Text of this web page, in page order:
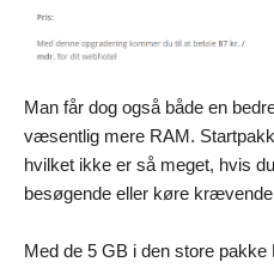
Man får dog også både en
væsentlig mere RAM.
hvilket ikke er så meget, hvis
besøgende eller køre
Med de 5 GB i den store